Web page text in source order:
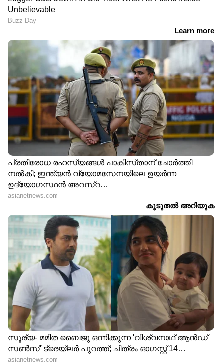
കാരുണ്യ KR 754 ലോട്ടറി
ഫലം പുറത്ത്; ആരാകും
ഭാ​ഗ്യ നമ്പറുകൾ
നമ്പറുകൾ
LATEST VIDEOS
ഷിജിനെ കാത്ത് കണ്ണീരോടെ
കുടുംബം; മുതലപ്പൊഴിയില്‍
കാണാതായ മത്സ്യത്തൊഴിലാളിയെ
കണ്ടെത്താന്‍ തെരച്ചില്‍
ഒരേ സമയം സ്വർണം കടത്തലും
പൊട്ടിക്കലും,
അകമ്പടിയൊരുക്കാൻ വിശ്വസ്ത
ഗുണ്ടാവലയം! ; അർജുൻ
ആയങ്കിയെ അറിയാം